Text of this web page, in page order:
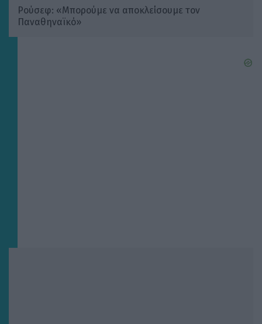
Ρούσεφ: «Μπορούμε να αποκλείσουμε τον
Παναθηναϊκό»